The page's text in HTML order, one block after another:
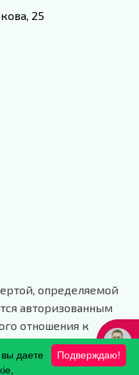
25
определяемой
авторизованным
отношения к
лицам не имеет.
характер.Подверждаю!
даете